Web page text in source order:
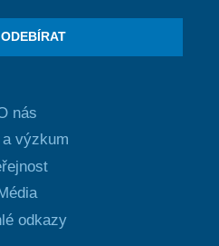
nás
a výzkum
odkazy